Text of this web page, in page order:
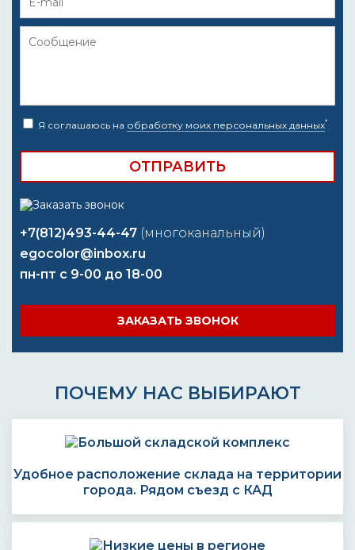
Я соглашаюсь на обработку моих персональных данных*
+7(812)493-44-47 (многоканальный)
egocolor@inbox.ru
пн-пт с 9-00 до 18-00
ЗАКАЗАТЬ ЗВОНОК
ПОЧЕМУ НАС ВЫБИРАЮТ
Удобное расположение склада на территории
города. Рядом съезд с КАД